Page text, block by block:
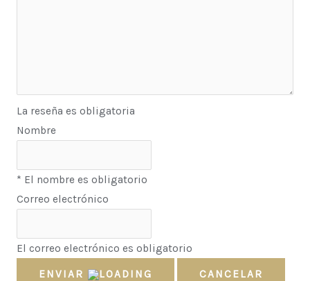
La reseña es obligatoria
Nombre
* El nombre es obligatorio
Correo electrónico
El correo electrónico es obligatorio
ENVIAR CANCELAR